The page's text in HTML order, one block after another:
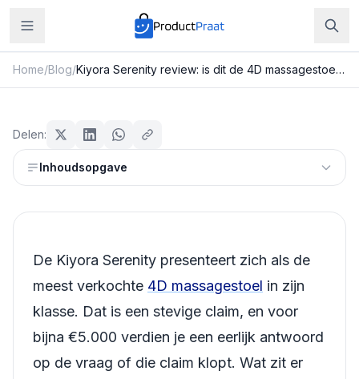
Home/Blog/ Kiyora Serenity review: is dit de 4D massagestoel die jouw lichaam herkent?
Kiyora Serenity review: is dit de 4D
massagestoel die jouw lichaam
herkent?
Redactie ProductPraat
Delen:
Inhoudsopgave
De Kiyora Serenity presenteert zich als de
meest verkochte 4D massagestoel in zijn
klasse. Dat is een stevige claim, en voor
bijna €5.000 verdien je een eerlijk antwoord
op de vraag of die claim klopt. Wat zit er